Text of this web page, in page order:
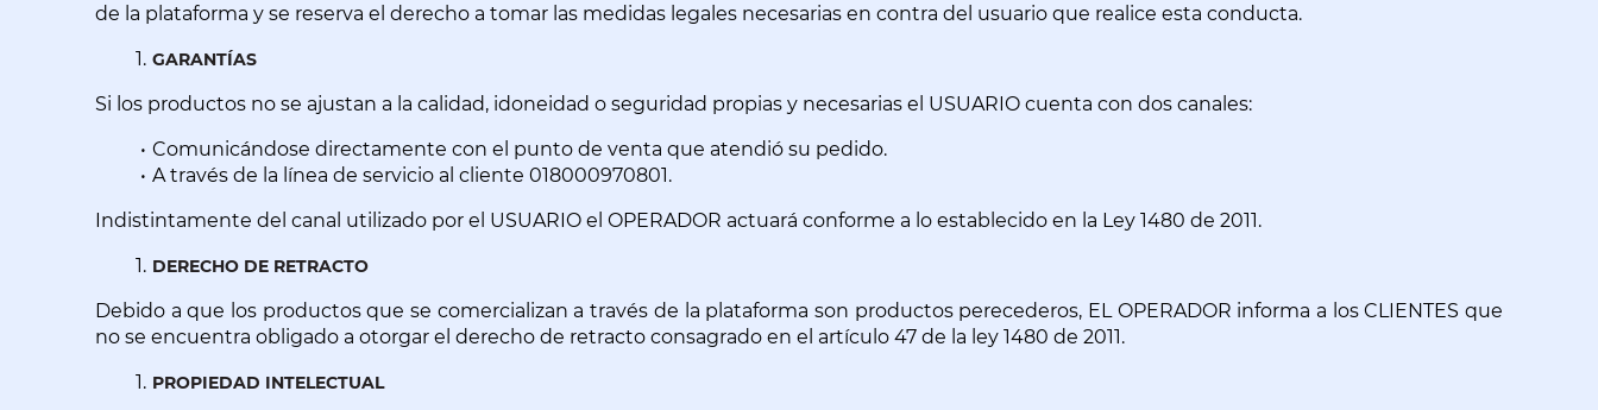
de la plataforma y se reserva el derecho a tomar las medidas legales necesarias en contra del usuario que realice esta conducta.
GARANTÍAS
Si los productos no se ajustan a la calidad, idoneidad o seguridad propias y necesarias el USUARIO cuenta con dos canales:
Comunicándose directamente con el punto de venta que atendió su pedido.
A través de la línea de servicio al cliente 018000970801.
Indistintamente del canal utilizado por el USUARIO el OPERADOR actuará conforme a lo establecido en la Ley 1480 de 2011.
DERECHO DE RETRACTO
Debido a que los productos que se comercializan a través de la plataforma son productos perecederos, EL OPERADOR informa a los CLIENTES que
no se encuentra obligado a otorgar el derecho de retracto consagrado en el artículo 47 de la ley 1480 de 2011.
PROPIEDAD INTELECTUAL